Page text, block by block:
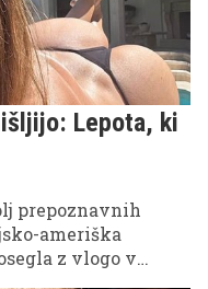
Lepota, ki
prepoznavnih
ameriška
z vlogo v